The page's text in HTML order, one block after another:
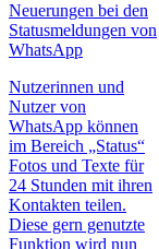
Neuerungen bei den
Statusmeldungen von
WhatsApp
Nutzerinnen und
Nutzer von
WhatsApp können
im Bereich „Status“
Fotos und Texte für
24 Stunden mit ihren
Kontakten teilen.
Diese gern genutzte
Funktion wird nun